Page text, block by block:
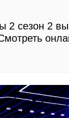
2 сезон 2